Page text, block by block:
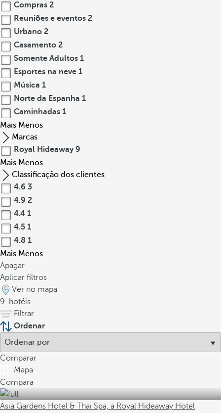
Compras 2
Reuniões e eventos 2
Urbano 2
Casamento 2
Somente Adultos 1
Esportes na neve 1
Música 1
Norte da Espanha 1
Caminhadas 1
Mais Menos
Marcas
Royal Hideaway 9
Mais Menos
Classificação dos clientes
4.6 3
4.9 2
4.4 1
4.5 1
4.8 1
Mais Menos
Apagar
Aplicar filtros
Ver no mapa
9
hotéis
Filtrar
Ordenar
Comparar
Mapa
Compara
Asia Gardens Hotel & Thai Spa, a Royal Hideaway Hotel